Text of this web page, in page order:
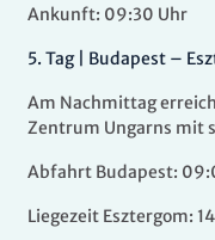
Ankunft: 09:30 Uhr
5. Tag | Budapest –
Am Nachmittag
Zentrum Ungarns mit
Abfahrt Budapest:
Liegezeit Esztergom: